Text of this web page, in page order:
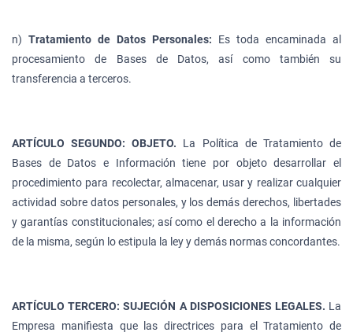
n) Tratamiento de Datos Personales: Es toda encaminada al
procesamiento de Bases de Datos, así como también su
transferencia a terceros.
ARTÍCULO SEGUNDO: OBJETO. La Política de Tratamiento de
Bases de Datos e Información tiene por objeto desarrollar el
procedimiento para recolectar, almacenar, usar y realizar cualquier
actividad sobre datos personales, y los demás derechos, libertades
y garantías constitucionales; así como el derecho a la información
de la misma, según lo estipula la ley y demás normas concordantes.
ARTÍCULO TERCERO: SUJECIÓN A DISPOSICIONES LEGALES. La
Empresa manifiesta que las directrices para el Tratamiento de